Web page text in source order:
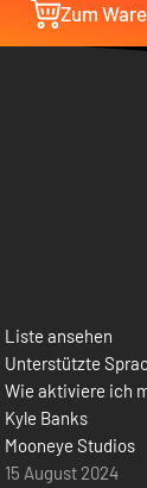
Zum
Liste ansehen
Unterstützte
Wie aktiviere ich
Kyle Banks
Mooneye Studios
15 August 2024